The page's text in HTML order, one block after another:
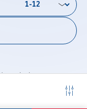
vinci.com